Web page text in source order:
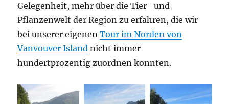
Gelegenheit, mehr über die Tier- und
Pflanzenwelt der Region zu erfahren, die wir
bei unserer eigenenTour im Norden von
Vanvouver Island nicht immer
hundertprozentig zuordnen konnten.